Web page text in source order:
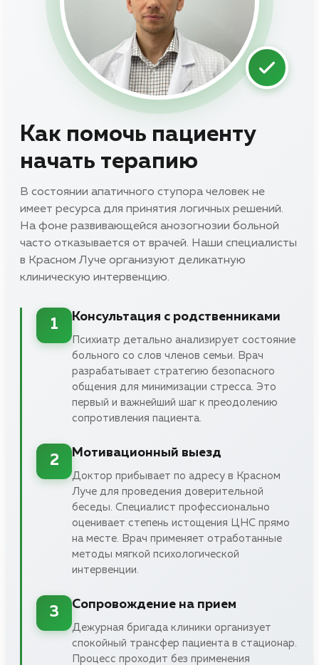
Как помочь пациенту
начать терапию
В состоянии апатичного ступора человек не
имеет ресурса для принятия логичных решений.
На фоне развивающейся анозогнозии больной
часто отказывается от врачей. Наши специалисты
в Красном Луче организуют деликатную
клиническую интервенцию.
1
Консультация с родственниками
Психиатр детально анализирует состояние
больного со слов членов семьи. Врач
разрабатывает стратегию безопасного
общения для минимизации стресса. Это
первый и важнейший шаг к преодолению
сопротивления пациента.
2
Мотивационный выезд
Доктор прибывает по адресу в Красном
Луче для проведения доверительной
беседы. Специалист профессионально
оценивает степень истощения ЦНС прямо
на месте. Врач применяет отработанные
методы мягкой психологической
интервенции.
3
Сопровождение на прием
Дежурная бригада клиники организует
спокойный трансфер пациента в стационар.
Процесс проходит без применения